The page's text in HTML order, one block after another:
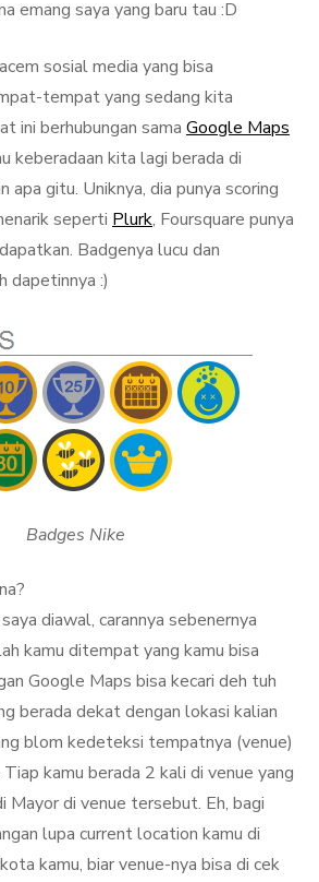
emang saya yang baru tau :D
sosial media yang bisa
tempat yang sedang kita
ini berhubungan sama Google Maps
keberadaan kita lagi berada di
apa gitu. Uniknya, dia punya scoring
seperti Plurk, Foursquare punya
Badgenya lucu dan
dapetinnya :)
Badges Nike
diawal, carannya sebenernya
kamu ditempat yang kamu bisa
Google Maps bisa kecari deh tuh
berada dekat dengan lokasi kalian
blom kedeteksi tempatnya (venue)
kamu berada 2 kali di venue yang
Mayor di venue tersebut. Eh, bagi
lupa current location kamu di
kamu, biar venue-nya bisa di cek